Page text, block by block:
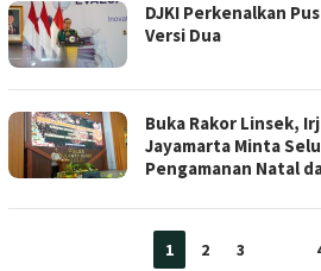
DJKI Perkenalkan
Versi Dua
Buka Rakor Linsek,
Jayamarta Minta
Pengamanan Natal
1 2 3